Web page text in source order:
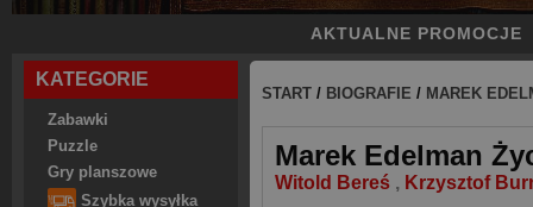
AKTUALNE PROMOCJE
KATEGORIE
Zabawki
Puzzle
Gry planszowe
Szybka wysyłka
START / BIOGRAFIE / MAREK
Marek Edelman
Witold Bereś , Krzysztof